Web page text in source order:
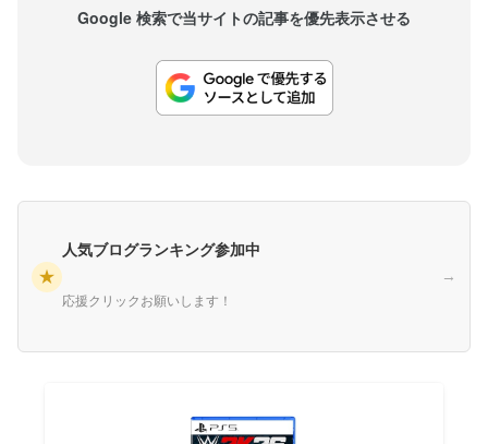
Google 検索で当サイトの記事を優先表示させる
★
人気ブログランキング参加中
応援クリックお願いします！
→